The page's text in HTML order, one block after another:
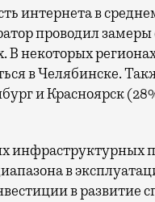
интернета в
проводил
некоторых
в Челябинске.
и Красноярск
в
в развитие